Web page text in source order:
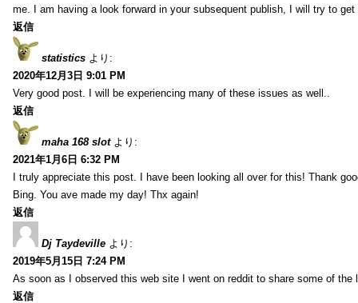
me. I am having a look forward in your subsequent publish, I will try to
返信
statistics より:
2020年12月3日 9:01 PM
Very good post. I will be experiencing many of these issues as well..
返信
maha 168 slot より:
2021年1月6日 6:32 PM
I truly appreciate this post. I have been looking all over for this! Thank
Bing. You ave made my day! Thx again!
返信
Dj Taydeville より:
2019年5月15日 7:24 PM
As soon as I observed this web site I went on reddit to share some of the
返信